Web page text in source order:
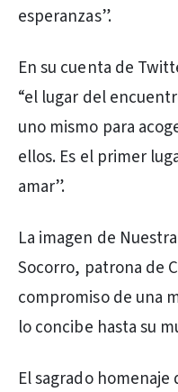
esperanzas”.
En su cuenta de
“el lugar del
uno mismo para
ellos. Es el primer
amar”.
La imagen de
Socorro, patrona de
compromiso de una
lo concibe hasta su
El sagrado homenaje